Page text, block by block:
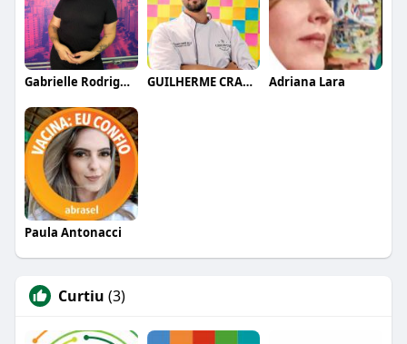
Gabrielle Rodrigues GUILHERME CRAMER BALLE Adriana Lara
Paula Antonacci
Curtiu (3)